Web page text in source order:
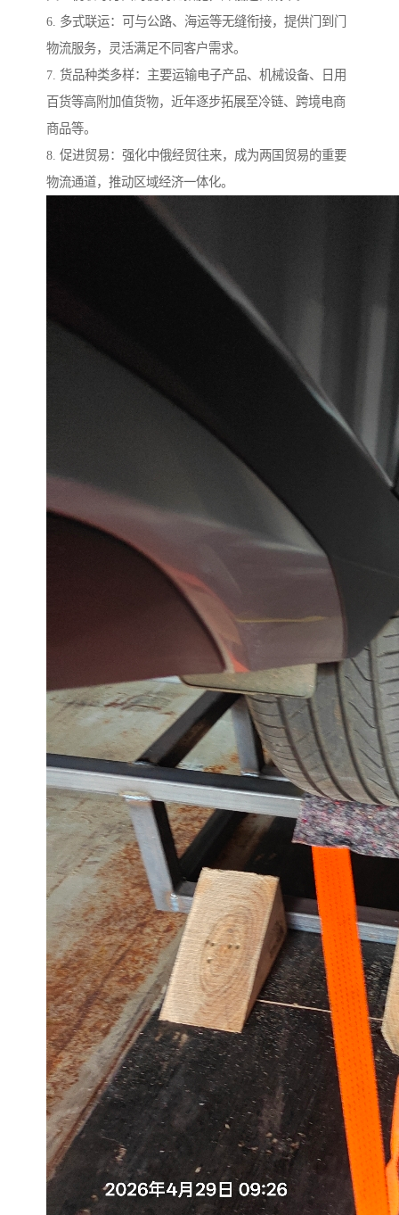
6. 多式联运：可与公路、海运等无缝衔接，提供门到门
物流服务，灵活满足不同客户需求。
7. 货品种类多样：主要运输电子产品、机械设备、日用
百货等高附加值货物，近年逐步拓展至冷链、跨境电商
商品等。
8. 促进贸易：强化中俄经贸往来，成为两国贸易的重要
物流通道，推动区域经济一体化。